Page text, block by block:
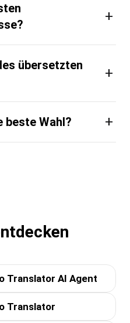
+
übersetzten
+
beste Wahl? +
Translator AI Agent
Translator